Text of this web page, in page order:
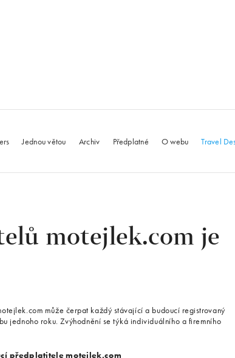
Jednou větou Archiv Předplatné O webu Travel
motejlek.com je
může čerpat každý stávající a budoucí registrovaný
jednoho roku. Zvýhodnění se týká individuálního a firemního
předplatitele motejlek.com